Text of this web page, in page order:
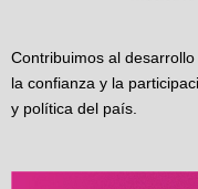
Contribuimos al
la confianza y la
y política del país.